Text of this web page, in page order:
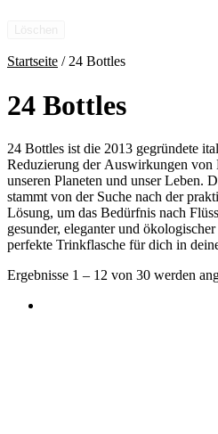
Startseite / 24 Bottles
24 Bottles
24 Bottles ist die 2013 gegründete
Reduzierung der Auswirkungen von
unseren Planeten und unser Leben.
stammt von der Suche nach der
Lösung, um das Bedürfnis nach
gesunder, eleganter und
perfekte Trinkflasche für dich in
Ergebnisse 1 – 12 von 30 werden